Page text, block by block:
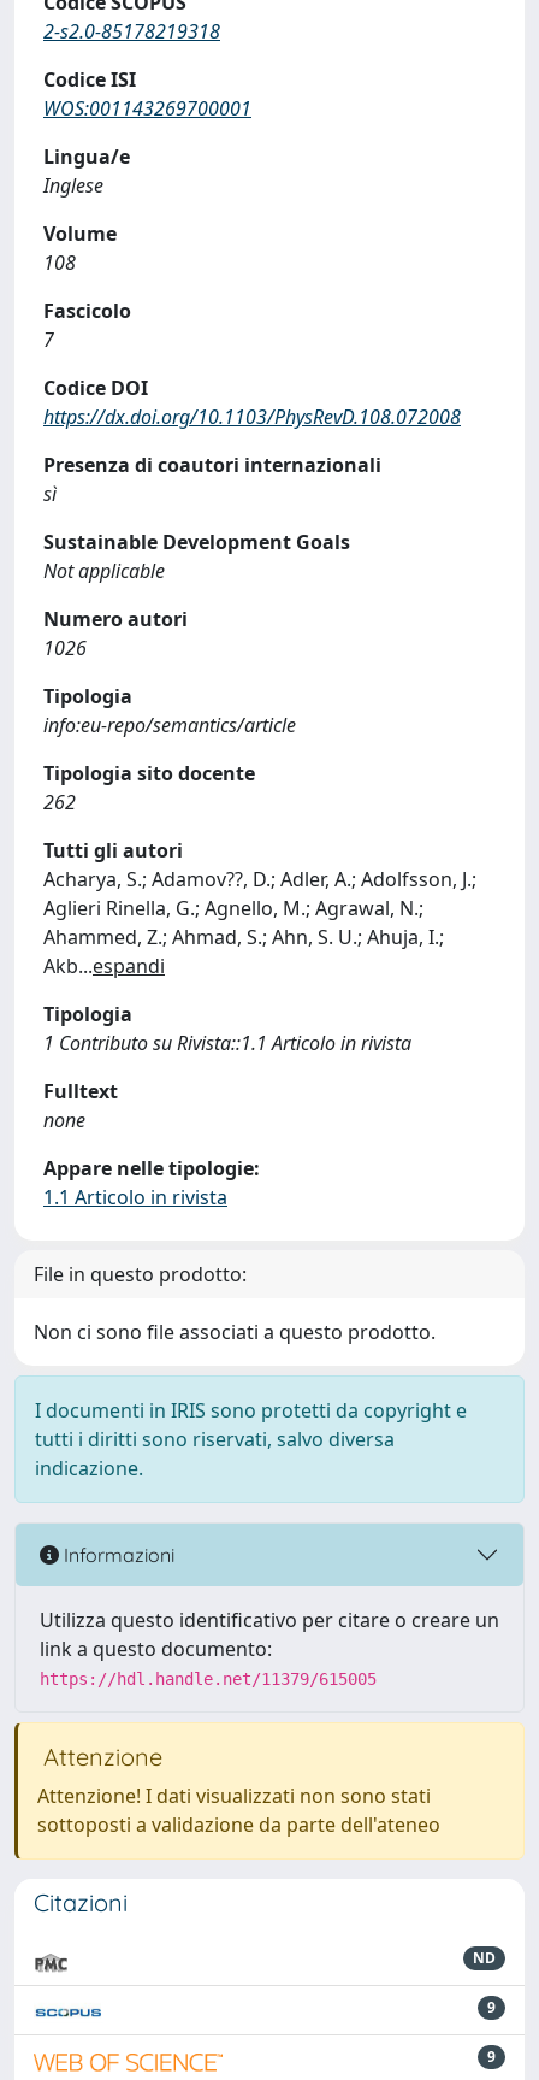
2-s2.0-85178219318
Codice ISI
WOS:001143269700001
Lingua/e
Inglese
Volume
108
Fascicolo
7
Codice DOI
https://dx.doi.org/10.1103/PhysRevD.108.072008
Presenza di coautori internazionali
sì
Sustainable Development Goals
Not applicable
Numero autori
1026
Tipologia
info:eu-repo/semantics/article
Tipologia sito docente
262
Tutti gli autori
Acharya, S.; Adamov??, D.; Adler, A.; Adolfsson, J.;
Aglieri Rinella, G.; Agnello, M.; Agrawal, N.;
Ahammed, Z.; Ahmad, S.; Ahn, S. U.; Ahuja, I.;
Akb...espandi
Tipologia
1 Contributo su Rivista::1.1 Articolo in rivista
Fulltext
none
Appare nelle tipologie:
1.1 Articolo in rivista
File in questo prodotto:
Non ci sono file associati a questo prodotto.
I documenti in IRIS sono protetti da copyright e
tutti i diritti sono riservati, salvo diversa
indicazione.
Informazioni
Utilizza questo identificativo per citare o creare un
link a questo documento:
https://hdl.handle.net/11379/615005
Attenzione
Attenzione! I dati visualizzati non sono stati
sottoposti a validazione da parte dell'ateneo
Citazioni
ND
9
9